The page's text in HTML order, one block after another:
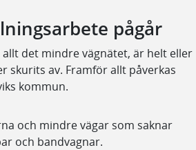
pågår
det mindre vägnätet, är helt eller
skurits av. Framför allt påverkas
kommun.
och mindre vägar som saknar
och bandvagnar.